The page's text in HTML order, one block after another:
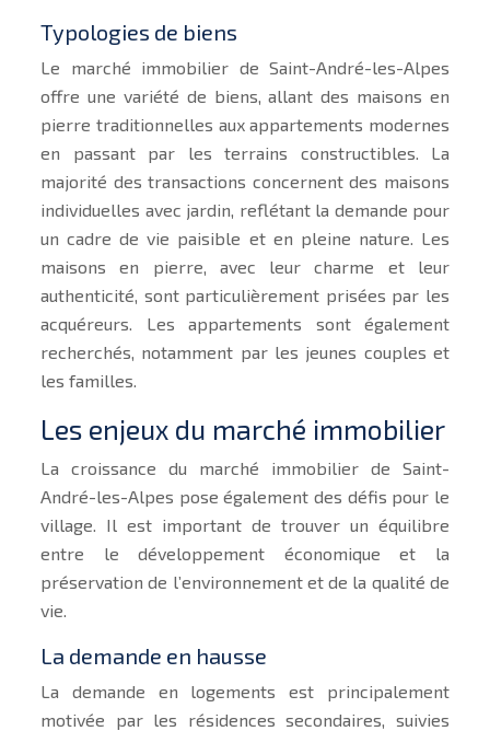
Typologies de biens
Le marché immobilier de Saint-André-les-Alpes
offre une variété de biens, allant des maisons en
pierre traditionnelles aux appartements modernes
en passant par les terrains constructibles. La
majorité des transactions concernent des maisons
individuelles avec jardin, reflétant la demande pour
un cadre de vie paisible et en pleine nature. Les
maisons en pierre, avec leur charme et leur
authenticité, sont particulièrement prisées par les
acquéreurs. Les appartements sont également
recherchés, notamment par les jeunes couples et
les familles.
Les enjeux du marché immobilier
La croissance du marché immobilier de Saint-
André-les-Alpes pose également des défis pour le
village. Il est important de trouver un équilibre
entre le développement économique et la
préservation de l’environnement et de la qualité de
vie.
La demande en hausse
La demande en logements est principalement
motivée par les résidences secondaires, suivies